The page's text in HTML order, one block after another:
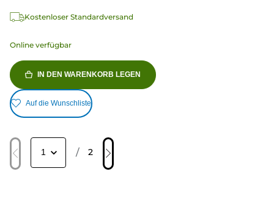
Kostenloser Standardversand
Online verfügbar
IN DEN WARENKORB LEGEN
Auf die Wunschliste
/ 2